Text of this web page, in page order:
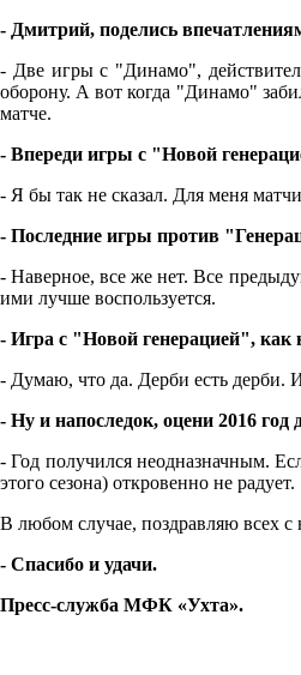
- Дмитрий, поделись
- Две игры с "Динамо",
оборону. А вот когда "Динамо"
матче.
- Впереди игры с "Новой
- Я бы так не сказал. Для меня
- Последние игры против
- Наверное, все же нет. Все
ими лучше воспользуется.
- Игра с "Новой генерацией", как
- Думаю, что да. Дерби есть дерби.
- Ну и напоследок, оцени 2016
- Год получился неодназначным.
этого сезона) откровенно не радует.
В любом случае, поздравляю всех
- Спасибо и удачи.
Пресс-служба МФК «Ухта».